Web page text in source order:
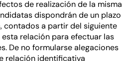
de realización de la misma
dispondrán de un plazo
contados a partir del siguiente
relación para efectuar las
De no formularse alegaciones
relación identificativa